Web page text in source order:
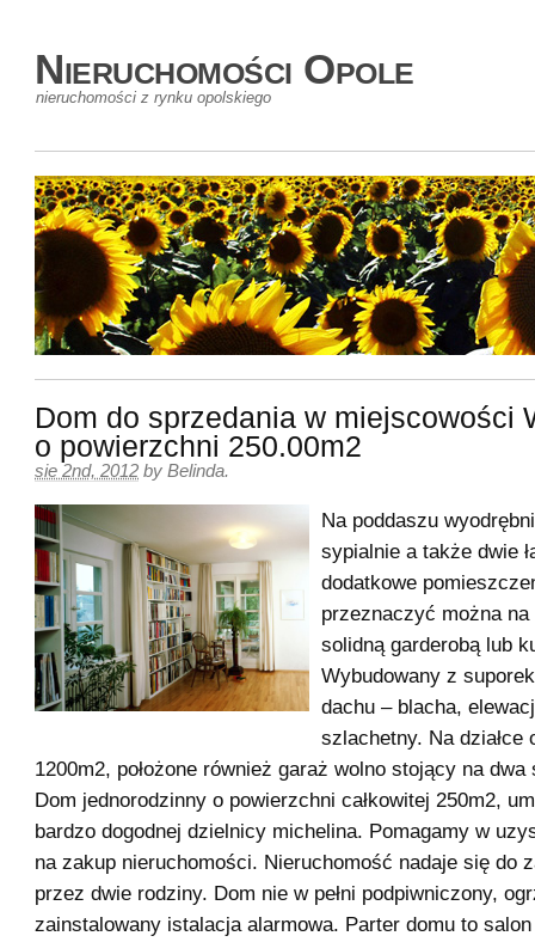
Nieruchomości Opole
nieruchomości z rynku opolskiego
Dom do sprzedania w miejscowości
o powierzchni 250.00m2
sie 2nd, 2012 by Belinda.
Na poddaszu
sypialnie a także dwie
dodatkowe
przeznaczyć można
solidną garderobą lub
Wybudowany z
dachu – blacha,
szlachetny. Na działce
1200m2, położone również garaż wolno stojący na dwa
Dom jednorodzinny o powierzchni całkowitej 250m2,
bardzo dogodnej dzielnicy michelina. Pomagamy w
na zakup nieruchomości. Nieruchomość nadaje się do
przez dwie rodziny. Dom nie w pełni podpiwniczony,
zainstalowany istalacja alarmowa. Parter domu to